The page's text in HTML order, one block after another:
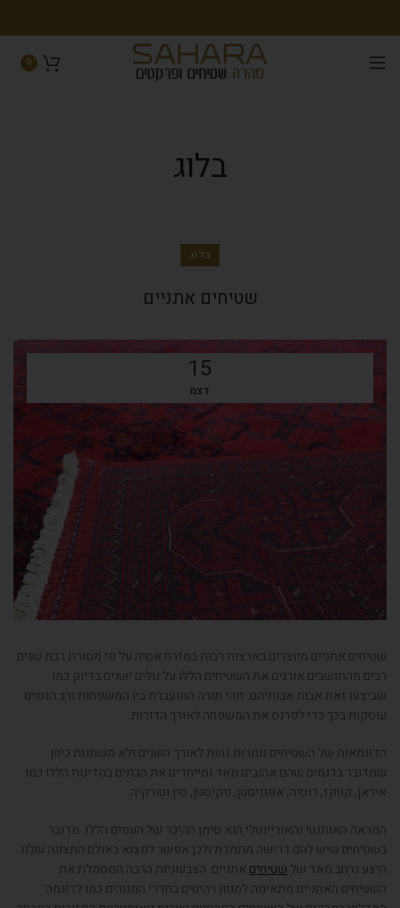
0
בלוג
בלוג
שטיחים אתניים
15
דצמ
שטיחים אתניים מיוצרים בארצות רבות במזרח אסיה על פי מסורת רבת שנים.
רבים מהתושבים אורגים את השטיחים הללו על נולים ישנים בדיוק כמו
שביצעו זאת אבות אבותיהם. זוהי תורה המועברת בין המשפחות ורב הנשים
עוסקות בכך כדי לפרנס את המשפחה לאורך הדורות.
הדוגמאות של השטיחים נותרות זהות לאורך השנים ולא משתנות כיוון
שמדובר בדגמים שהם אהובים מאד ומייחדים את הבתים במדינות הללו כמו
איראן, קווקז, רוסיה, אפגניסטן, פקיסטן, סין וטורקיה.
המראה האותנטי והאוריינטלי הוא סימן ההיכר של העמים הללו. מדובר
בשטיחים שיש להם דרישה מתמדת ולכן אפשר למצוא באולם התצוגה שלנו
היצע נרחב מאד של שטיחים אתניים. הצבעוניות הרבה המסמלת את
השטיחים האתניים מתאימה למגוון רהיטים בחדרי המגורים כמו לדוגמה